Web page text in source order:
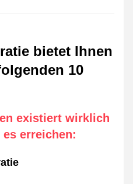
bietet Ihnen
10
existiert wirklich
erreichen: